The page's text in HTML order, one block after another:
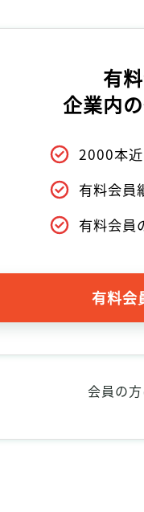
有
企業内
2000本
有料会員
有料会員
有料会
会員の